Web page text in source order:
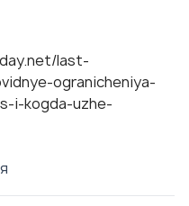
last-
ogranicheniya-
i-kogda-uzhe-